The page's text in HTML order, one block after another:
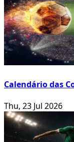
Calendário das
Thu, 23 Jul 2026